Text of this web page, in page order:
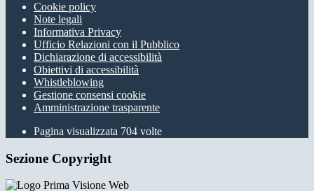
Cookie policy
Note legali
Informativa Privacy
Ufficio Relazioni con il Pubblico
Dichiarazione di accessibilità
Obiettivi di accessibilità
Whistleblowing
Gestione consensi cookie
Amministrazione trasparente
Pagina visualizzata 704 volte
Sezione Copyright